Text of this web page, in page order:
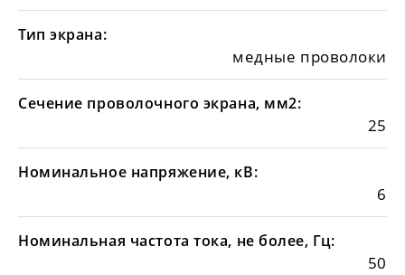
Тип экрана:
медные проволоки
Сечение проволочного экрана, мм2:
25
Номинальное напряжение, кВ:
6
Номинальная частота тока, не более, Гц:
50